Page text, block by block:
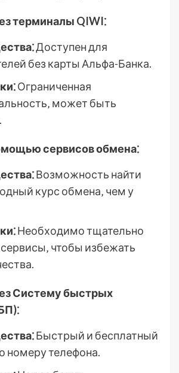
терминалы QIWI⁚
Доступен для
без карты Альфа-Банка.
Ограниченная
может быть
сервисов обмена⁚
Возможность найти
курс обмена‚ чем у
Необходимо тщательно
чтобы избежать
Систему быстрых
Быстрый и бесплатный
номеру телефона.